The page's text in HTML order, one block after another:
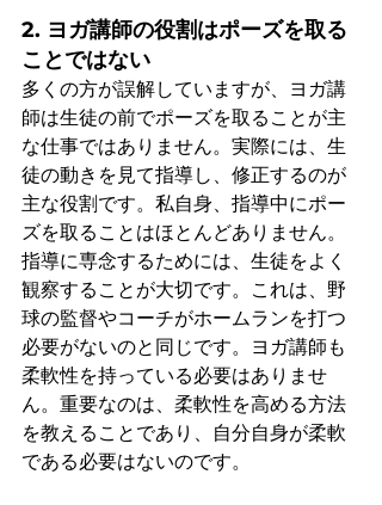
2. ヨガ講師の役割はポーズを取る
ことではない
多くの方が誤解していますが、ヨガ講
師は生徒の前でポーズを取ることが主
な仕事ではありません。実際には、生
徒の動きを見て指導し、修正するのが
主な役割です。私自身、指導中にポー
ズを取ることはほとんどありません。
指導に専念するためには、生徒をよく
観察することが大切です。これは、野
球の監督やコーチがホームランを打つ
必要がないのと同じです。ヨガ講師も
柔軟性を持っている必要はありませ
ん。重要なのは、柔軟性を高める方法
を教えることであり、自分自身が柔軟
である必要はないのです。